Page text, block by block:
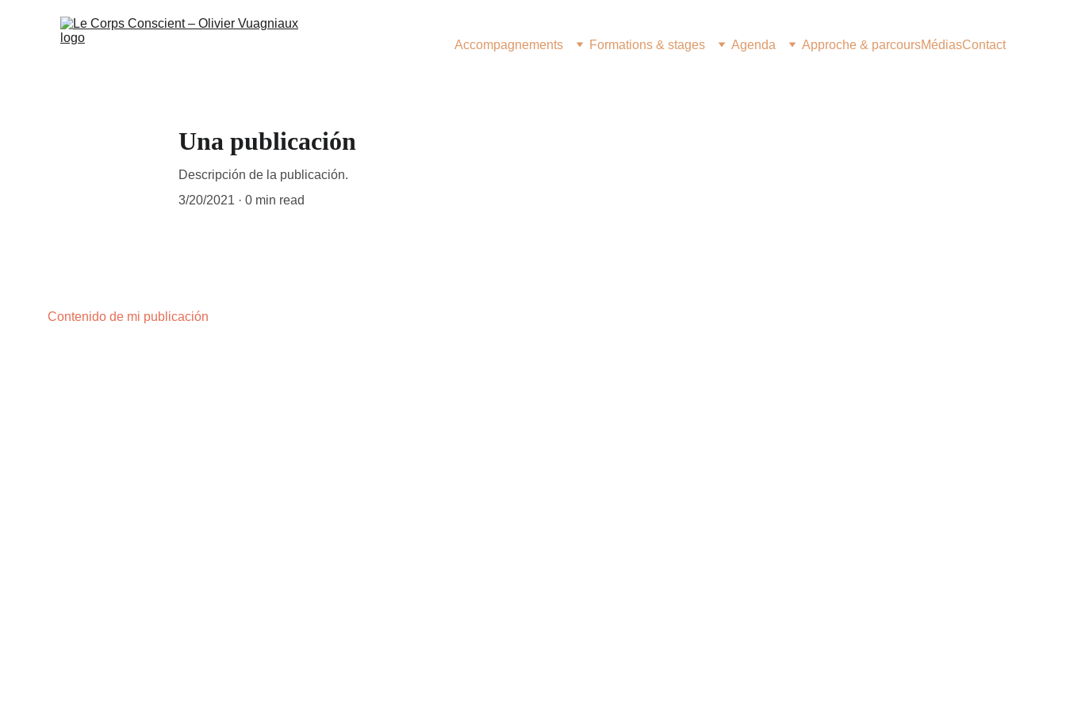
Accompagnements Formations & stages Agenda Approche & parcoursMédiasContact
Una publicación
Descripción de la publicación.
3/20/2021
0 min read
Contenido de mi publicación